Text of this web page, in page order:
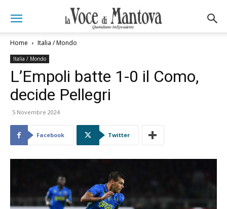
Home Italia / Mondo
Italia / Mondo
L’Empoli batte 1-0 il Como,
decide Pellegri
5 Novembre 2024
Facebook Twitter